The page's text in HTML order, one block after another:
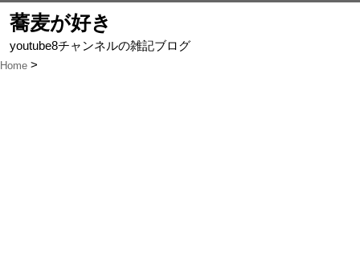
蕎麦が好き
youtube8チャンネルの雑記ブログ
Home